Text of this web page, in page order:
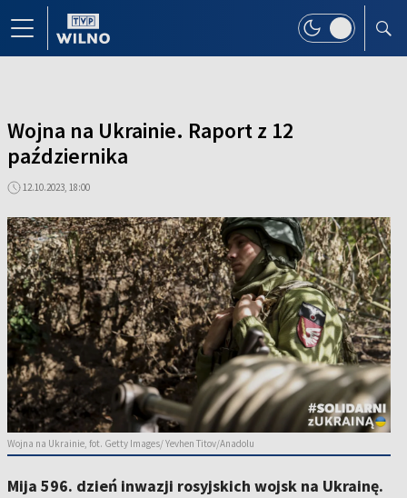
Wojna na Ukrainie. Raport z 12
października
12.10.2023, 18:00
Wojna na Ukrainie, fot. Getty Images/ Yevhen Titov/Anadolu
Mija 596. dzień inwazji rosyjskich wojsk na Ukrainę.